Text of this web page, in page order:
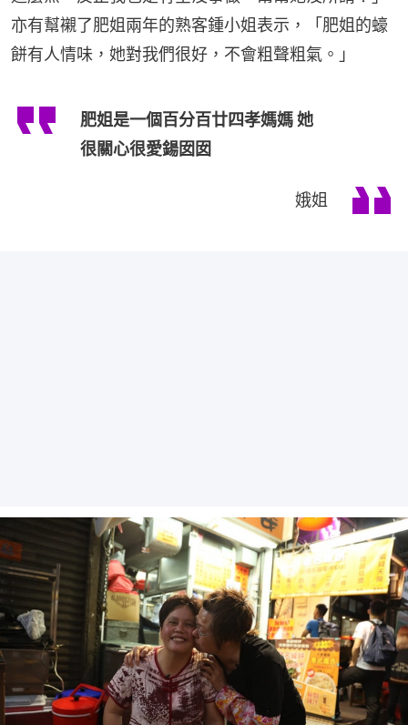
亦有幫襯了肥姐兩年的熟客鍾小姐表示，「肥姐的蠔
餅有人情味，她對我們很好，不會粗聲粗氣。」
肥姐是一個百分百廿四孝媽媽 她
很關心很愛鍚囡囡
娥姐